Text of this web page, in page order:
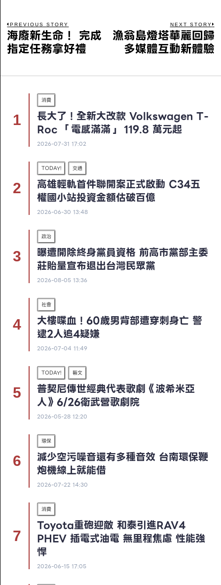
PREVIOUS STORY
海廢新生命！ 完成
指定任務拿好禮
NEXT STORY
漁翁島燈塔華麗回歸
多媒體互動新體驗
消費
長大了！全新大改款 Volkswagen T-
Roc 「電感滿滿」 119.8 萬元起
2026-07-31 17:02
TODAY! 交通
高雄輕軌首件聯開案正式啟動 C34五
權國小站投資金額估破百億
2026-06-30 13:48
政治
曝遭開除終身黨員資格 前高市黨部主委
莊貽量宣布退出台灣民眾黨
2026-08-05 13:36
社會
大樓喋血！60歲男背部遭穿刺身亡 警
逮2人追4疑嫌
2026-07-04 11:49
TODAY! 藝文
普契尼傳世經典代表歌劇《波希米亞
人》6/26衛武營歌劇院
2026-05-28 12:20
環保
減少空污噪音還有多種音效 台南環保鞭
炮機線上就能借
2026-07-22 14:30
消費
Toyota重砲迎敵 和泰引進RAV4
PHEV 插電式油電 無里程焦慮 性能強
悍
2026-06-15 17:05